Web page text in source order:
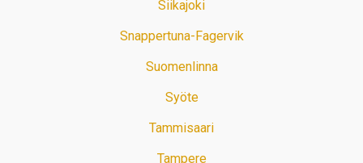
Siikajoki
Snappertuna-Fagervik
Suomenlinna
Syöte
Tammisaari
Tampere